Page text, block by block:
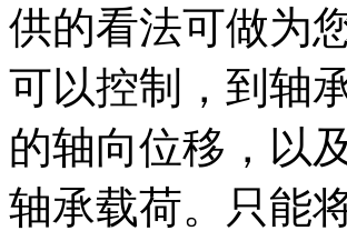
供的看法可做为
可以控制，到轴
的轴向位移，以
轴承载荷。只能